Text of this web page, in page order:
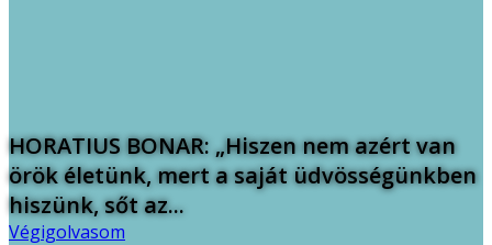
HORATIUS BONAR: „Hiszen nem azért van
örök életünk, mert a saját üdvösségünkben
hiszünk, sőt az...
Végigolvasom